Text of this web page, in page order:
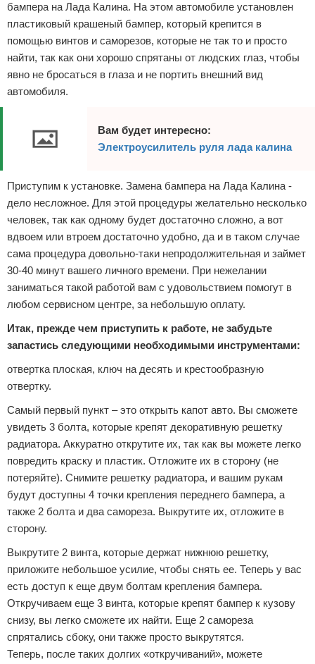
Разное
Право
Отказ от ответственности
бампера на Лада Калина. На этом автомобиле установлен
пластиковый крашеный бампер, который крепится в
помощью винтов и саморезов, которые не так то и просто
найти, так как они хорошо спрятаны от людских глаз, чтобы
явно не бросаться в глаза и не портить внешний вид
автомобиля.
Вам будет интересно:
Электроусилитель руля лада калина
Приступим к установке. Замена бампера на Лада Калина -
дело несложное. Для этой процедуры желательно несколько
человек, так как одному будет достаточно сложно, а вот
вдвоем или втроем достаточно удобно, да и в таком случае
сама процедура довольно-таки непродолжительная и займет
30-40 минут вашего личного времени. При нежелании
заниматься такой работой вам с удовольствием помогут в
любом сервисном центре, за небольшую оплату.
Итак, прежде чем приступить к работе, не забудьте
запастись следующими необходимыми инструментами:
отвертка плоская, ключ на десять и крестообразную
отвертку.
Самый первый пункт – это открыть капот авто. Вы сможете
увидеть 3 болта, которые крепят декоративную решетку
радиатора. Аккуратно открутите их, так как вы можете легко
повредить краску и пластик. Отложите их в сторону (не
потеряйте). Снимите решетку радиатора, и вашим рукам
будут доступны 4 точки крепления переднего бампера, а
также 2 болта и два самореза. Выкрутите их, отложите в
сторону.
Выкрутите 2 винта, которые держат нижнюю решетку,
приложите небольшое усилие, чтобы снять ее. Теперь у вас
есть доступ к еще двум болтам крепления бампера.
Откручиваем еще 3 винта, которые крепят бампер к кузову
снизу, вы легко сможете их найти. Еще 2 самореза
спрятались сбоку, они также просто выкрутятся.
Теперь, после таких долгих «откручиваний», можете